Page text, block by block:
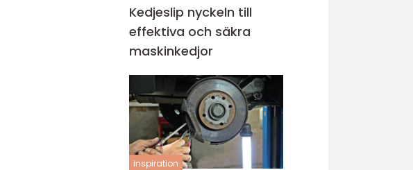
Kedjeslip nyckeln till
effektiva och säkra
maskinkedjor
inspiration